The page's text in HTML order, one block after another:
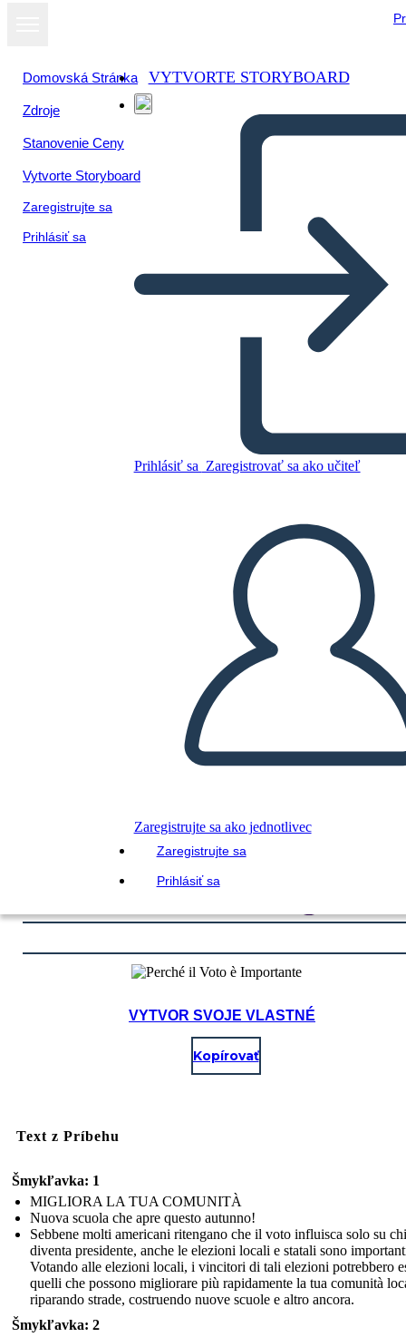
Domovská Stránka
Zdroje
Stanovenie Ceny
Vytvorte Storyboard
Zaregistrujte sa
Prihlásiť sa
VYTVORTE STORYBOARD
Prihlásiť sa Zaregistrovať sa ako učiteľ
Zaregistrujte sa ako jednotlivec
Zaregistrujte sa
Prihlásiť sa
Skopírujte tento Storyboard
VYTVORIŤ STORYBOARD
ČÍTAJ MI
VYTVOR SVOJE VLASTNÉ
Kopírovať
Text z Príbehu
Šmykľavka: 1
MIGLIORA LA TUA COMUNITÀ
Nuova scuola che apre questo autunno!
Sebbene molti americani ritengano che il voto influisca solo su chi
diventa presidente, anche le elezioni locali e statali sono
Votando alle elezioni locali, i vincitori di tali elezioni potrebbero
quelli che possono migliorare più rapidamente la tua comunità
riparando strade, costruendo nuove scuole e altro ancora.
Šmykľavka: 2